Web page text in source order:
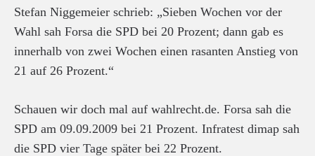
Stefan Niggemeier schrieb: „Sieben Wochen vor der
Wahl sah Forsa die SPD bei 20 Prozent; dann gab es
innerhalb von zwei Wochen einen rasanten Anstieg von
21 auf 26 Prozent.“
Schauen wir doch mal auf wahlrecht.de. Forsa sah die
SPD am 09.09.2009 bei 21 Prozent. Infratest dimap sah
die SPD vier Tage später bei 22 Prozent.